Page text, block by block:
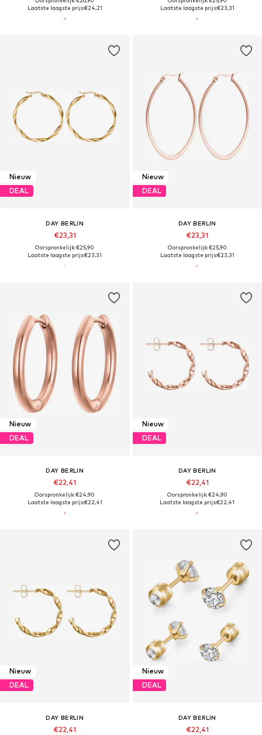
Laatste laagste prijs:€24,21
Laatste laagste prijs:€23,31
Nieuw
DEAL
DAY BERLIN
€23,31
Oorspronkelijk: €25,90
Laatste laagste prijs:€23,31
Nieuw
DEAL
DAY BERLIN
€23,31
Oorspronkelijk: €25,90
Laatste laagste prijs:€23,31
Nieuw
DEAL
DAY BERLIN
€22,41
Oorspronkelijk: €24,90
Laatste laagste prijs:€22,41
Nieuw
DEAL
DAY BERLIN
€22,41
Oorspronkelijk: €24,90
Laatste laagste prijs:€22,41
Nieuw
DEAL
DAY BERLIN
€22,41
Nieuw
DEAL
DAY BERLIN
€22,41